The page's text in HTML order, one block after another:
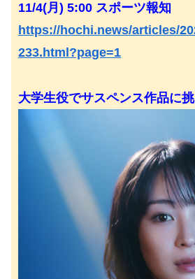
11/4(月) 5:00 スポーツ報知
https://hochi.news/articles/
233.html?page=1
大学生役でサスペンス作品に